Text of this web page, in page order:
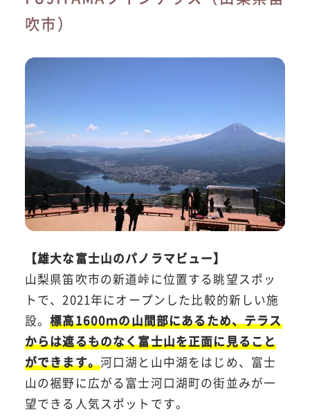
吹市）
【雄大な富士山のパノラマビュー】
山梨県笛吹市の新道峠に位置する眺望スポッ
トで、2021年にオープンした比較的新しい施
設。標高1600ｍの山間部にあるため、テラス
からは遮るものなく富士山を正面に見ること
ができます。河口湖と山中湖をはじめ、富士
山の裾野に広がる富士河口湖町の街並みが一
望できる人気スポットです。